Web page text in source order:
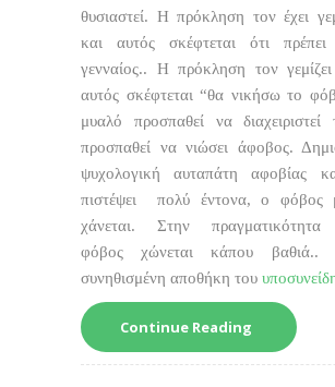
θυσιαστεί. Η πρόκληση τον έχει
και αυτός σκέφτεται ότι
γενναίος.. Η πρόκληση τον
αυτός σκέφτεται “θα νικήσω το
μυαλό προσπαθεί να
προσπαθεί να νιώσει άφοβος.
ψυχολογική αυταπάτη αφοβίας
πιστέψει πολύ έντονα, ο φόβος
χάνεται. Στην
φόβος χώνεται κάπου βαθιά..
συνηθισμένη αποθήκη του
Continue Reading